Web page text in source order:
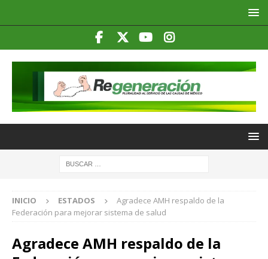
INICIO ESTADOS
Agradece AMH respaldo de la
Federación para mejorar sistema de salud
Agradece AMH respaldo de la